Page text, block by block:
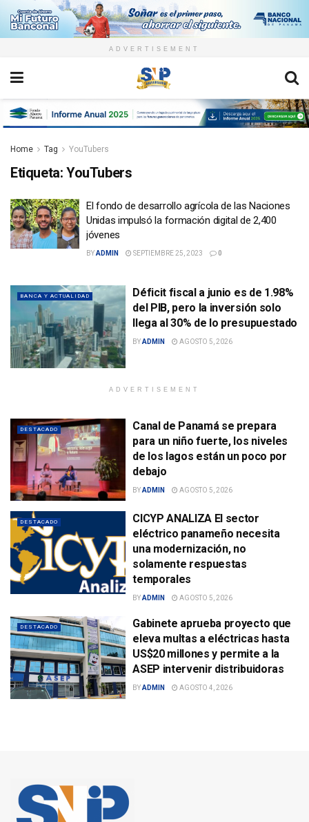
ADVERTISEMENT
Home Tag YouTubers
Etiqueta: YouTubers
El fondo de desarrollo agrícola de las Naciones
Unidas impulsó la formación digital de 2,400
jóvenes
BYADMIN SEPTIEMBRE 25, 2023 0
BANCA Y ACTUALIDAD
Déficit fiscal a junio es de 1.98%
del PIB, pero la inversión solo
llega al 30% de lo presupuestado
BYADMIN AGOSTO 5, 2026
ADVERTISEMENT
DESTACADO
Canal de Panamá se prepara
para un niño fuerte, los niveles
de los lagos están un poco por
debajo
BYADMIN AGOSTO 5, 2026
DESTACADO
CICYP ANALIZA El sector
eléctrico panameño necesita
una modernización, no
solamente respuestas
temporales
BYADMIN AGOSTO 5, 2026
DESTACADO
Gabinete aprueba proyecto que
eleva multas a eléctricas hasta
US$20 millones y permite a la
ASEP intervenir distribuidoras
BYADMIN AGOSTO 4, 2026